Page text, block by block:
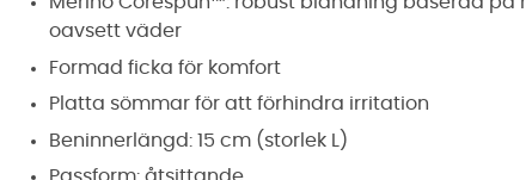
oavsett väder
Formad ficka för komfort
Platta sömmar för att förhindra irritation
Beninnerlängd: 15 cm (storlek L)